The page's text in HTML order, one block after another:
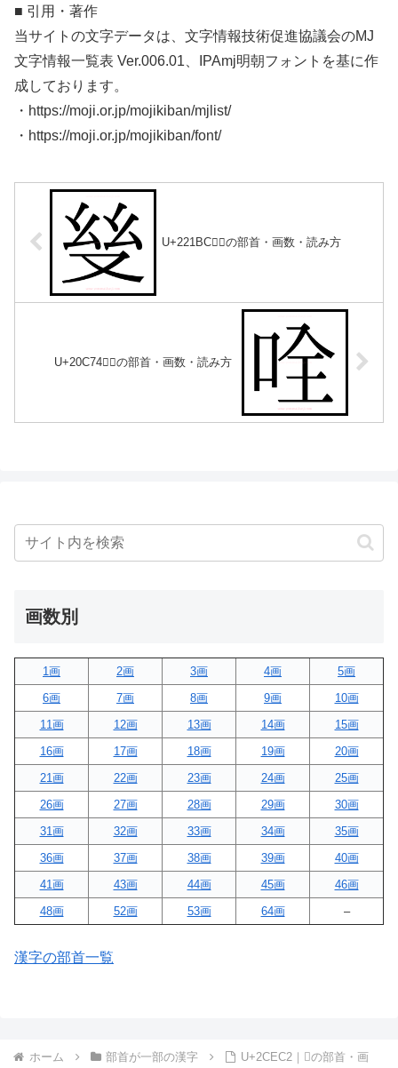
■ 引用・著作
当サイトの文字データは、文字情報技術促進協議会のMJ
文字情報一覧表 Ver.006.01、IPAmj明朝フォントを基に作
成しております。
・https://moji.or.jp/mojikiban/mjlist/
・https://moji.or.jp/mojikiban/font/
U+221BC｜𢆼の部首・画数・読み方
U+20C74｜𠱴の部首・画数・読み方
画数別
1画 2画 3画 4画
5画
6画
7画 8画 9画
10画
11画
12画 13画 14画
15画
16画
17画 18画 19画
20画
21画
22画 23画 24画
25画
26画
27画 28画 29画
30画
31画
32画 33画 34画
35画
36画
37画 38画 39画
40画
41画
43画 44画 45画
46画
48画
52画 53画 64画 –
漢字の部首一覧
ホーム 部首が一部の漢字 U+2CEC2｜𬻂の部首・画